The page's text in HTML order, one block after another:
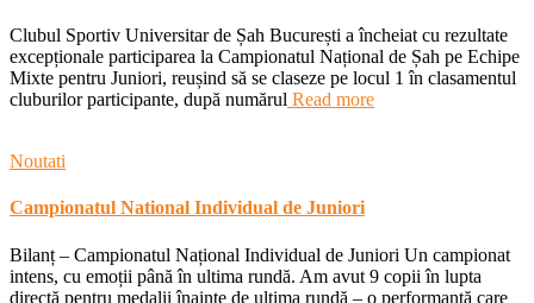
Clubul Sportiv Universitar de Șah București a încheiat cu rezultate
excepționale participarea la Campionatul Național de Șah pe Echipe
Mixte pentru Juniori, reușind să se claseze pe locul 1 în clasamentul
cluburilor participante, după numărul Read more
Noutati
Campionatul National Individual de Juniori
Bilanț – Campionatul Național Individual de Juniori Un campionat
intens, cu emoții până în ultima rundă. Am avut 9 copii în lupta
directă pentru medalii înainte de ultima rundă – o performanță care